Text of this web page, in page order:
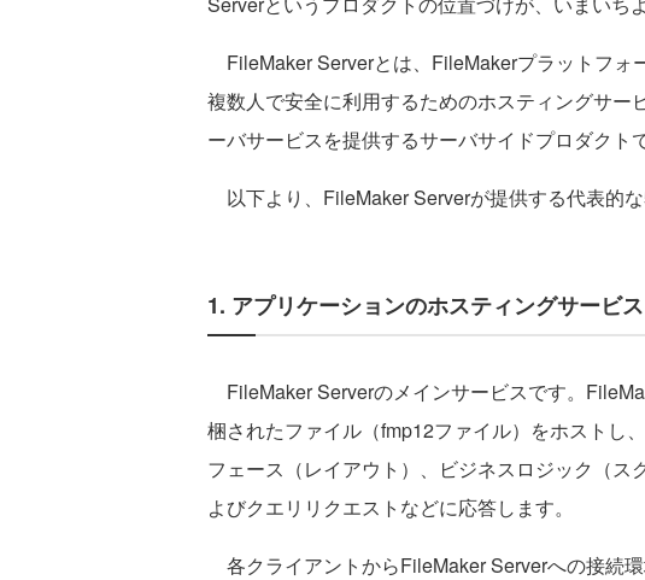
FileMaker Serverとは、FileMakerプラットフォ
複数人で安全に利用するためのホスティングサー
ーバサービスを提供するサーバサイドプロダクトで
以下より、FileMaker Serverが提供する代表的な
1. アプリケーションのホスティングサービス
FileMaker Serverのメインサービスです。
梱されたファイル（fmp12ファイル）をホストし
フェース（レイアウト）、ビジネスロジック（ス
よびクエリリクエストなどに応答します。
各クライアントからFileMaker Serverへの接続